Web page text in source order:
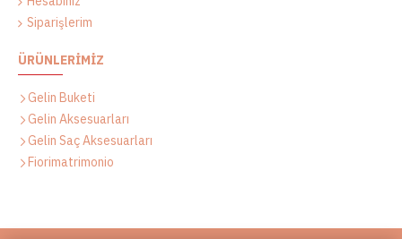
Siparişlerim
ÜRÜNLERIMIZ
Gelin Buketi
Gelin Aksesuarları
Gelin Saç Aksesuarları
Fiorimatrimonio